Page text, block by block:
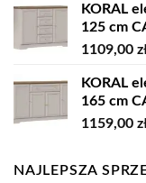
KORAL
125 cm
1109,00
KORAL
165 cm
1159,00
NAJLEPSZA